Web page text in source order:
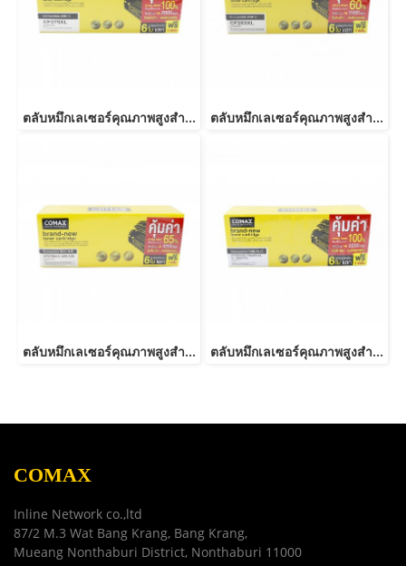
ตลับหมึกเลเซอร์คุณภาพสูงสำหรับ HP และ Canon รุ่น CF279A JUMBO ตลับหมึกเลเซอร์คุณภาพสูงสำหรับ HP และ Canon รุ่น CF283A JUMBO
ตลับหมึกเลเซอร์คุณภาพสูงสำหรับ HP และ Canon รุ่น CE278A Canon 126/128/726/728/326/328 JUMBO ตลับหมึกเลเซอร์คุณภาพสูงสำหรับ HP และ Canon รุ่น CE285A/CB435ACanon 325/312/313/125/712/713/725-JUMBO
COMAX
Inline Network co.,ltd
87/2 M.3 Wat Bang Krang, Bang Krang,
Mueang Nonthaburi District, Nonthaburi 11000